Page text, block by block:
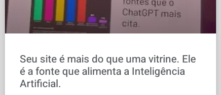
Seu site é mais do que uma vitrine. Ele
é a fonte que alimenta a Inteligência
Artificial.